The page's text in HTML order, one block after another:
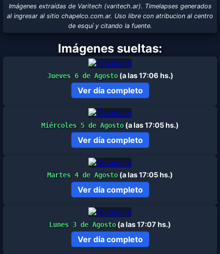
Imágenes extraídas de Varitech (varitech.ar). Timelapses generados
al ingresar al sitio chapelco.com.ar. Uso libre con atribucion al centro
de esquí y citando la fuente.
Imágenes sueltas:
Jueves 6 de Agosto(a las 17:06 hs.)
Ver día completo
Miércoles 5 de Agosto (a las 17:05 hs.)
Ver día completo
Martes 4 de Agosto (a las 17:05 hs.)
Ver día completo
Lunes 3 de Agosto (a las 17:07 hs.)
Ver día completo